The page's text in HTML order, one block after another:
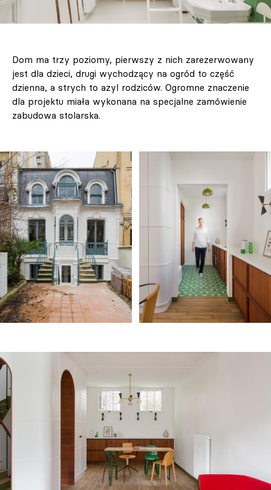
Dom ma trzy poziomy, pierwszy z nich zarezerwowany
jest dla dzieci, drugi wychodzący na ogród to część
dzienna, a strych to azyl rodziców. Ogromne znaczenie
dla projektu miała wykonana na specjalne zamówienie
zabudowa stolarska.